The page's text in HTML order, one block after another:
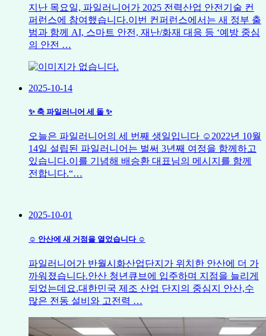
지난 목요일, 파일러니어가 2025 전력산업 안전기술 컨
퍼런스에 참여했습니다.이번 컨퍼런스에서는 새 정부 출
범과 함께 AI, 스마트 안전, 재난/화재 대응 등 ‘예방 중심
의 안전 …
2025-10-14
✨ 축 파일러니어 세 돌 ✨
오늘은 파일러니어의 세 번째 생일입니다 ☺️2022년 10월
14일 설립된 파일러니어는 벌써 3년째 여정을 함께하고
있습니다.이를 기념해 배승환 대표님의 메시지를 함께
전합니다.“…
2025-10-01
☺️ 안산에 새 거점을 열었습니다 ☺️
파일러니어가 반월시화산업단지가 위치한 안산에 더 가
까워졌습니다.안산 청년큐브에 입주하며 지점을 늘리게
되었는데요.대한민국 제조 산업 단지의 중심지 안산,수
많은 전동 설비와 고전력 …